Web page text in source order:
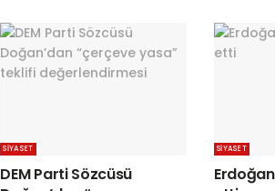
SIYASET
DEM Parti Sözcüsü
SIYASET